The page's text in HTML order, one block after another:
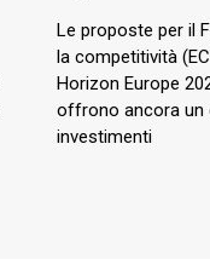
Le proposte per il
la competitività
Horizon Europe
offrono ancora un
investimenti